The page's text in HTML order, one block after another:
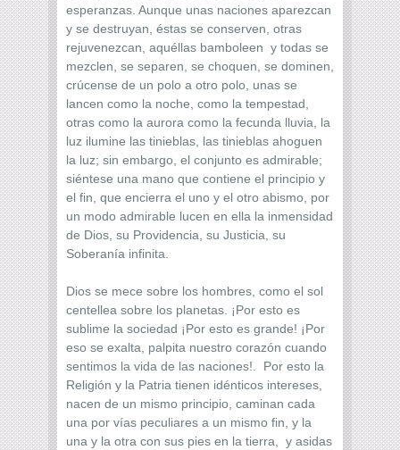
esperanzas. Aunque unas naciones aparezcan
y se destruyan, éstas se conserven, otras
rejuvenezcan, aquéllas bamboleen y todas se
mezclen, se separen, se choquen, se dominen,
crúcense de un polo a otro polo, unas se
lancen como la noche, como la tempestad,
otras como la aurora como la fecunda lluvia, la
luz ilumine las tinieblas, las tinieblas ahoguen
la luz; sin embargo, el conjunto es admirable;
siéntese una mano que contiene el principio y
el fin, que encierra el uno y el otro abismo, por
un modo admirable lucen en ella la inmensidad
de Dios, su Providencia, su Justicia, su
Soberanía infinita.
Dios se mece sobre los hombres, como el sol
centellea sobre los planetas. ¡Por esto es
sublime la sociedad ¡Por esto es grande! ¡Por
eso se exalta, palpita nuestro corazón cuando
sentimos la vida de las naciones!. Por esto la
Religión y la Patria tienen idénticos intereses,
nacen de un mismo principio, caminan cada
una por vías peculiares a un mismo fin, y la
una y la otra con sus pies en la tierra, y asidas